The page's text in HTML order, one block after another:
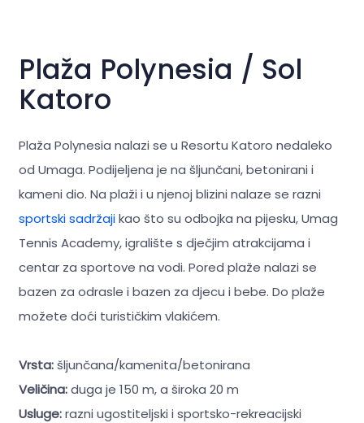
Plaža Polynesia / Sol
Katoro
Plaža Polynesia nalazi se u Resortu Katoro nedaleko
od Umaga. Podijeljena je na šljunčani, betonirani i
kameni dio. Na plaži i u njenoj blizini nalaze se razni
sportski sadržajikao što su odbojka na pijesku, Umag
Tennis Academy, igralište s dječjim atrakcijama i
centar za sportove na vodi. Pored plaže nalazi se
bazen za odrasle i bazen za djecu i bebe. Do plaže
možete doći turističkim vlakićem.
Vrsta:šljunčana/kamenita/betonirana
Veličina:duga je 150 m, a široka 20 m
Usluge:razni ugostiteljski i sportsko-rekreacijski